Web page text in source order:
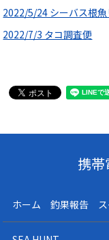
2022/5/24 シーバス根
2022/7/3 タコ調査便
携帯
ホーム 釣果報告 ス